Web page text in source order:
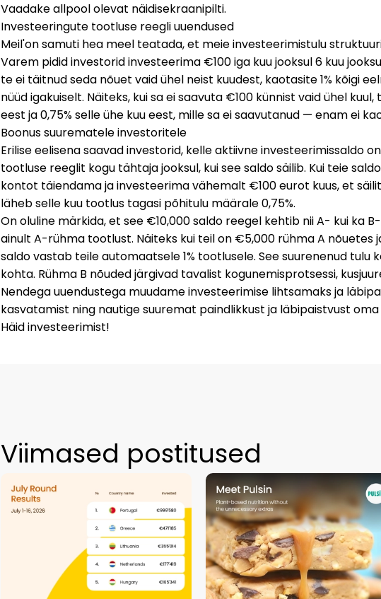
Vaadake allpool olevat näidisekraanipilti.
Investeeringute tootluse reegli uuendused
Meil'on samuti hea meel teatada, et meie investeerimistulu
Varem pidid investorid investeerima €100 iga kuu jooksul 6 kuu
te ei täitnud seda nõuet vaid ühel neist kuudest, kaotasite 1% kõigi
nüüd igakuiselt. Näiteks, kui sa ei saavuta €100 künnist vaid ühel kuul,
eest ja 0,75% selle ühe kuu eest, mille sa ei saavutanud — enam ei
Boonus suurematele investoritele
Erilise eelisena saavad investorid, kelle aktiivne investeerimissaldo
tootluse reeglit kogu tähtaja jooksul, kui see saldo säilib. Kui teie
kontot täiendama ja investeerima vähemalt €100 eurot kuus, et
läheb selle kuu tootlus tagasi põhitulu määrale 0,75%.
On oluline märkida, et see €10,000 saldo reegel kehtib nii A- kui ka
ainult A-rühma tootlust. Näiteks kui teil on €5,000 rühma A nõuetes
saldo vastab teile automaatsele 1% tootlusele. See suurenenud tulu
kohta. Rühma B nõuded järgivad tavalist kogunemisprotsessi,
Nendega uuendustega muudame investeerimise lihtsamaks ja
kasvatamist ning nautige suuremat paindlikkust ja läbipaistvust oma
Häid investeerimist!
Viimased postitused